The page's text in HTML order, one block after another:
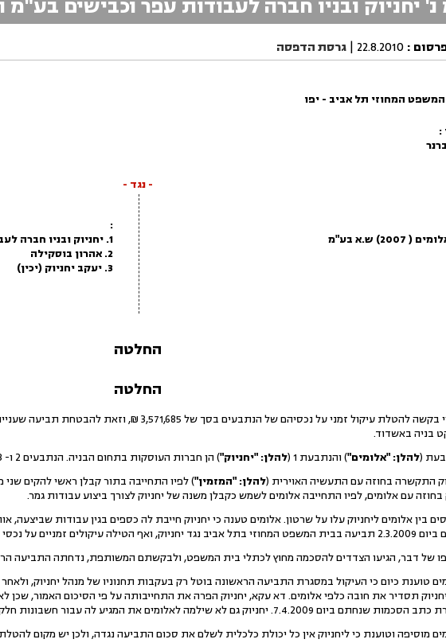
:
22.8.2010
| גרסת הדפסה
המחוזי תל אביב - יפו
:
- נגד -
( 2007) ש.א בע"מ
:
1. יחניוק ובניו חברה לעבודות עפר וכבישים בע"מ
2. אהרון בוסקילה
3. יעקב יחניוק (יכין)
החלטה
החלטה
1.בפניי בקשה להטלת עיקול זמני על נכסיהם של הנתבעים
בניה באשדוד.
להלן: "אלומים") והנתבעת 1 ( להלן: "יחניוק") הן חברות העוסקות בתחום הבניה. הנתבעים 2 ו- 3 הם מנהליה של יחניוק.
להלן: "המזמין") לפיו התחייבה בתור קבלן ראשי להקים
בחוזה עם אלומים, לפיו התחייבה אלומים לשמש כקבלן משנה של יחניוק לצורך ביצוע עבודות גמר.
בין אלומים ליחניוק עלו על שרטון. אלומים טענה כי יחניוק חייבת לה כספים בגין עבודות
יחניוק, ואף הטילה עיקולים זמניים על נכסי יחניוק (
יחניוק תסדיר את חובה כלפי אלומים. דא עקא, יחניוק הפרה את התחייבותה על פי הסיכום האמור,
ביום 7.4.2009. יחניוק גם לא שילמה לאלומים את המגיע לה עבור חשבונות חלקיים שנשלחו אליה בעבר.